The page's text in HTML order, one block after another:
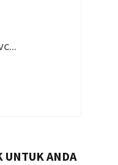
UNTUK ANDA